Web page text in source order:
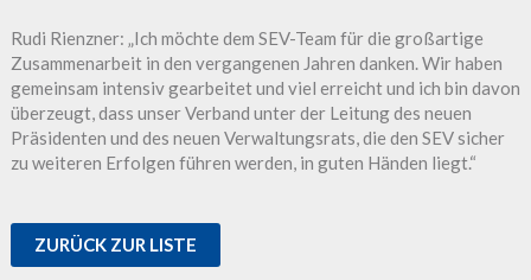
Rudi Rienzner: „Ich möchte dem SEV-Team für die großartige
Zusammenarbeit in den vergangenen Jahren danken. Wir haben
gemeinsam intensiv gearbeitet und viel erreicht und ich bin davon
überzeugt, dass unser Verband unter der Leitung des neuen
Präsidenten und des neuen Verwaltungsrats, die den SEV sicher
zu weiteren Erfolgen führen werden, in guten Händen liegt.“
ZURÜCK ZUR LISTE